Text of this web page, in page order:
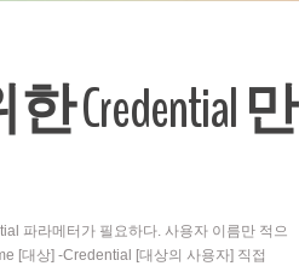
Credential 만
파라메터가 필요하다. 사용자 이름만 적으
[대상] -Credential [대상의 사용자] 직접